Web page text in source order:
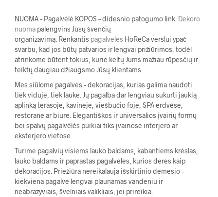
NUOMA – Pagalvėlė KOPOS – didesnio patogumo link. Dekoro
nuoma palengvins Jūsų švenčių
organizavimą. Renkantis pagalvėles HoReCa verslui ypač
svarbu, kad jos būtų patvarios ir lengvai prižiūrimos, todėl
atrinkome būtent tokius, kurie keltų Jums mažiau rūpesčių ir
teiktų daugiau džiaugsmo Jūsų klientams.
Mes siūlome pagalves – dekoracijas, kurias galima naudoti
tiek viduje, tiek lauke. Jų pagalba dar lengviau sukurti jaukią
aplinką terasoje, kavinėje, viešbučio foje, SPA erdvėse,
restorane ar biure. Elegantiškos ir universalios įvairių formų
bei spalvų pagalvėlės puikiai tiks įvairiose interjero ar
eksterjero vietose.
Turime pagalvių visiems lauko baldams, kabantiems krėslas,
lauko baldams ir paprastas pagalvėles, kurios derės kaip
dekoracijos. Priežiūra nereikalauja išskirtinio dėmesio –
kiekviena pagalvė lengvai plaunamas vandeniu ir
neabrazyviais, švelniais valikliais, jei prireikia.